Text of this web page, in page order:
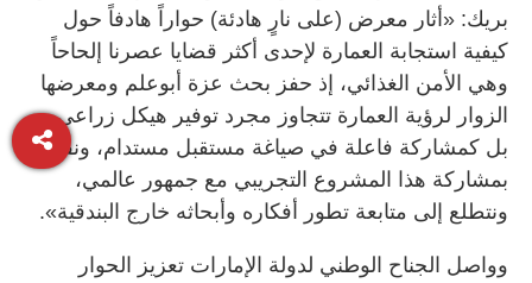
بريك: «أثار معرض (على نارٍ هادئة) حواراً هادفاً حول
كيفية استجابة العمارة لإحدى أكثر قضايا عصرنا إلحاحاً
وهي الأمن الغذائي، إذ حفز بحث عزة أبوعلم ومعرضها
الزوار لرؤية العمارة تتجاوز مجرد توفير هيكل زراعي،
بل كمشاركة فاعلة في صياغة مستقبل مستدام، ونفخر
بمشاركة هذا المشروع التجريبي مع جمهور عالمي،
ونتطلع إلى متابعة تطور أفكاره وأبحاثه خارج البندقية».
وواصل الجناح الوطني لدولة الإمارات تعزيز الحوار